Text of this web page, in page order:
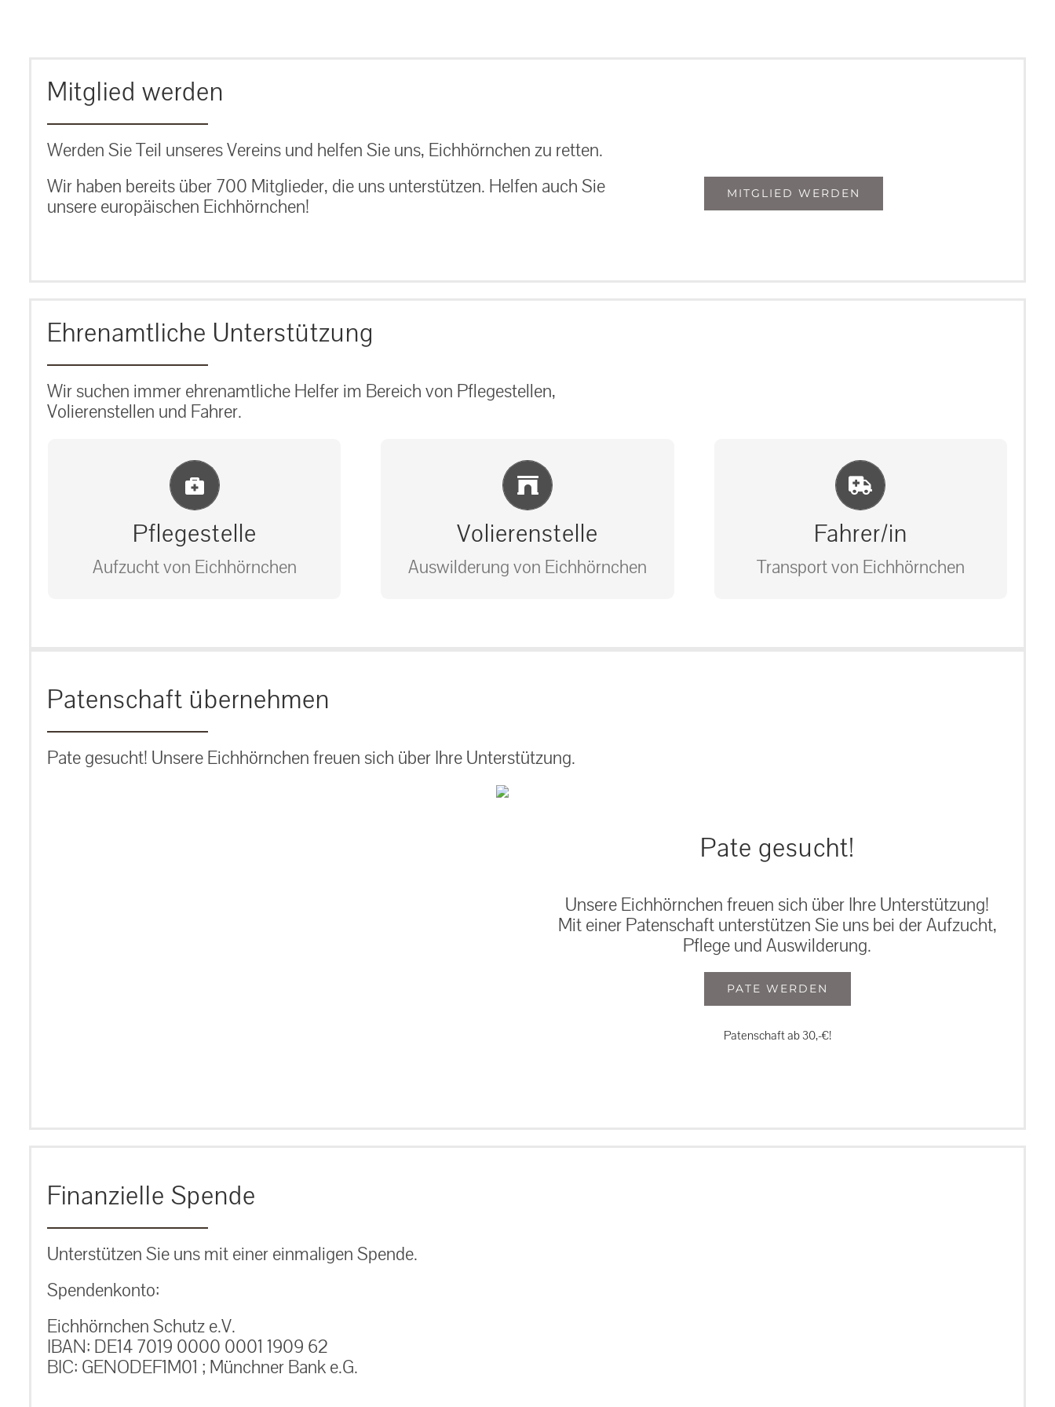
Mitglied werden
Werden Sie Teil unseres Vereins und helfen Sie uns, Eichhörnchen zu retten.
Wir haben bereits über 700 Mitglieder, die uns unterstützen. Helfen auch Sie
unsere europäischen Eichhörnchen!
MITGLIED WERDEN
Ehrenamtliche Unterstützung
Wir suchen immer ehrenamtliche Helfer im Bereich von Pflegestellen,
Volierenstellen und Fahrer.
Pflegestelle
Aufzucht von Eichhörnchen
Einlernung und Infos
Volierenstelle
Auswilderung von Eichhörnchen
Einlernung und Infos
Fahrer/in
Transport von Eichhörnchen
Einlernung und Infos
Patenschaft übernehmen
Pate gesucht! Unsere Eichhörnchen freuen sich über Ihre Unterstützung.
Pate gesucht!
Unsere Eichhörnchen freuen sich über Ihre Unterstützung!
Mit einer Patenschaft unterstützen Sie uns bei der Aufzucht,
Pflege und Auswilderung.
PATE WERDEN
Patenschaft ab 30,-€!
Finanzielle Spende
Unterstützen Sie uns mit einer einmaligen Spende.
Spendenkonto:
Eichhörnchen Schutz e.V.
IBAN: DE14 7019 0000 0001 1909 62
BIC: GENODEF1M01 ; Münchner Bank e.G.